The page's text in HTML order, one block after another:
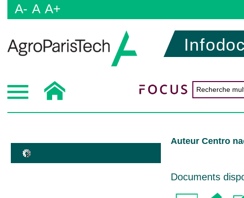
A- A A+
Auteur Centro
Documents